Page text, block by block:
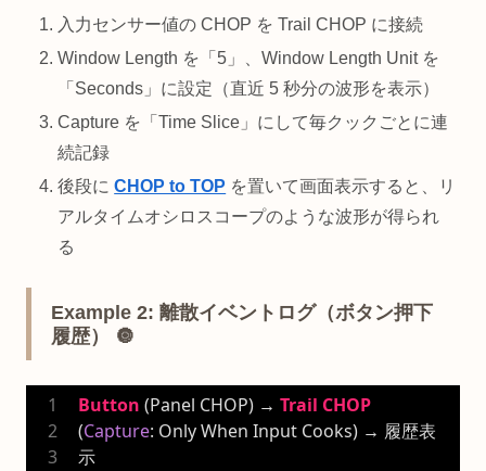
入力センサー値の CHOP を Trail CHOP に接続
Window Length を「5」、Window Length Unit を
「Seconds」に設定（直近 5 秒分の波形を表示）
Capture を「Time Slice」にして毎クックごとに連
続記録
後段にCHOP to TOP を置いて画面表示すると、リ
アルタイムオシロスコープのような波形が得られ
る
Example 2: 離散イベントログ（ボタン押下
履歴） 🔘
Button (Panel CHOP) → Trail CHOP
(Capture: Only When Input Cooks) → 履歴表
示